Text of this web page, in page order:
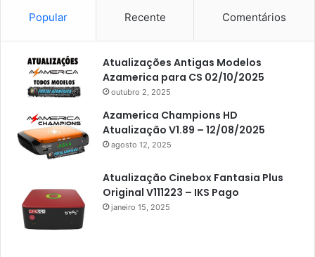
Popular Recente Comentários
Atualizações Antigas Modelos
Azamerica para CS 02/10/2025
outubro 2, 2025
Azamerica Champions HD
Atualização V1.89 – 12/08/2025
agosto 12, 2025
Atualização Cinebox Fantasia Plus
Original V111223 – IKS Pago
janeiro 15, 2025